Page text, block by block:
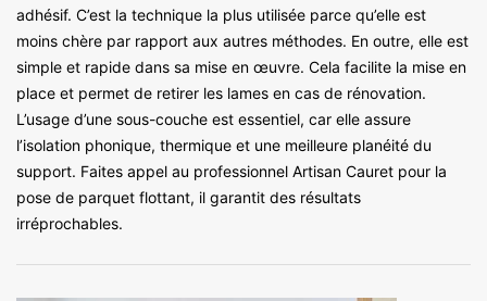
adhésif. C’est la technique la plus utilisée parce qu’elle est
moins chère par rapport aux autres méthodes. En outre, elle est
simple et rapide dans sa mise en œuvre. Cela facilite la mise en
place et permet de retirer les lames en cas de rénovation.
L’usage d’une sous-couche est essentiel, car elle assure
l’isolation phonique, thermique et une meilleure planéité du
support. Faites appel au professionnel Artisan Cauret pour la
pose de parquet flottant, il garantit des résultats
irréprochables.